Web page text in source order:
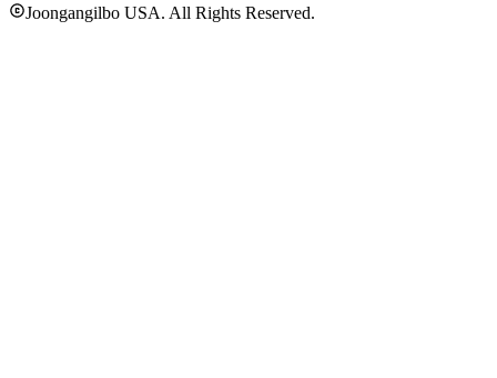
Joongangilbo USA. All Rights Reserved.